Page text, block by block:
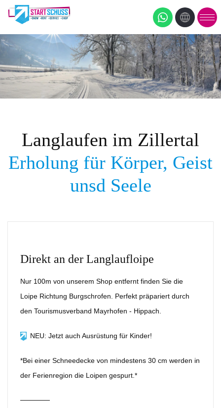
Langlaufen im Zillertal
Erholung für Körper, Geist
unsd Seele
Direkt an der Langlaufloipe
Nur 100m von unserem Shop entfernt finden Sie die
Loipe Richtung Burgschrofen. Perfekt präpariert durch
den Tourismusverband Mayrhofen - Hippach.
NEU: Jetzt auch Ausrüstung für Kinder!
*Bei einer Schneedecke von mindestens 30 cm werden in
der Ferienregion die Loipen gespurt.*